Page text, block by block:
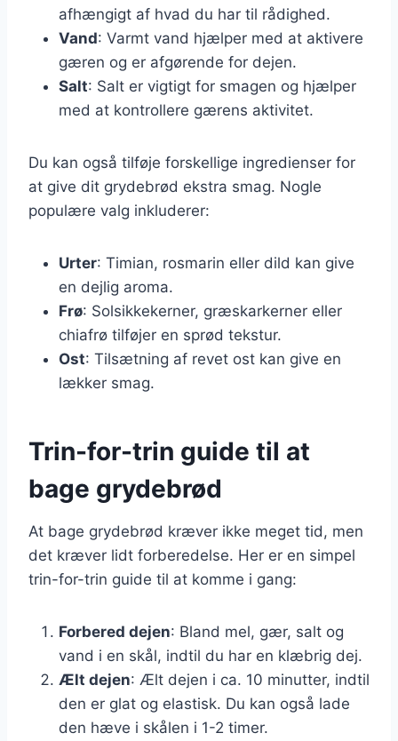
afhængigt af hvad du har til rådighed.
Vand: Varmt vand hjælper med at aktivere
gæren og er afgørende for dejen.
Salt: Salt er vigtigt for smagen og hjælper
med at kontrollere gærens aktivitet.
Du kan også tilføje forskellige ingredienser for
at give dit grydebrød ekstra smag. Nogle
populære valg inkluderer:
Urter: Timian, rosmarin eller dild kan give
en dejlig aroma.
Frø: Solsikkekerner, græskarkerner eller
chiafrø tilføjer en sprød tekstur.
Ost: Tilsætning af revet ost kan give en
lækker smag.
Trin-for-trin guide til at
bage grydebrød
At bage grydebrød kræver ikke meget tid, men
det kræver lidt forberedelse. Her er en simpel
trin-for-trin guide til at komme i gang:
Forbered dejen: Bland mel, gær, salt og
vand i en skål, indtil du har en klæbrig dej.
Ælt dejen: Ælt dejen i ca. 10 minutter, indtil
den er glat og elastisk. Du kan også lade
den hæve i skålen i 1-2 timer.